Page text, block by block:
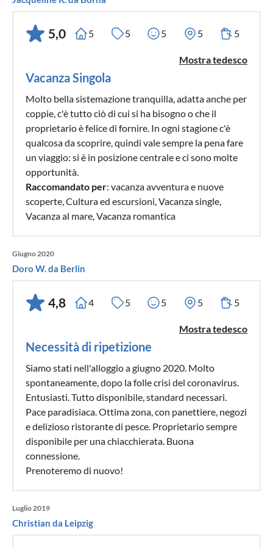
5,0 5 5 5 5 5
Mostra tedesco
Vacanza Singola
Molto bella sistemazione tranquilla, adatta anche per
coppie, c'è tutto ciò di cui si ha bisogno o che il
proprietario è felice di fornire. In ogni stagione c'è
qualcosa da scoprire, quindi vale sempre la pena fare
un viaggio: si è in posizione centrale e ci sono molte
opportunità.
Raccomandato per: vacanza avventura e nuove
scoperte, Cultura ed escursioni, Vacanza single,
Vacanza al mare, Vacanza romantica
Giugno 2020
Doro W. da Berlin
4,8 4 5 5 5 5
Mostra tedesco
Necessità di ripetizione
Siamo stati nell'alloggio a giugno 2020. Molto
spontaneamente, dopo la folle crisi del coronavirus.
Entusiasti. Tutto disponibile, standard necessari.
Pace paradisiaca. Ottima zona, con panettiere, negozi
e delizioso ristorante di pesce. Proprietario sempre
disponibile per una chiacchierata. Buona
connessione.
Prenoteremo di nuovo!
Luglio 2019
Christian da Leipzig